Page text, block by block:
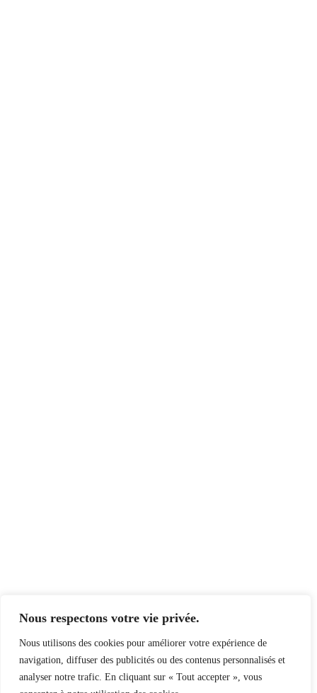
Nous respectons votre vie privée.
Nous utilisons des cookies pour améliorer votre expérience de
navigation, diffuser des publicités ou des contenus personnalisés et
analyser notre trafic. En cliquant sur « Tout accepter », vous